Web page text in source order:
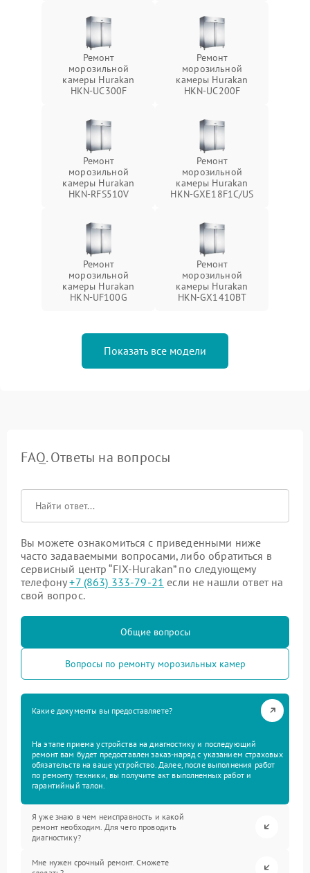
Ремонт
морозильной
камеры Hurakan
HKN-UC300F
Ремонт
морозильной
камеры Hurakan
HKN-UC200F
Ремонт
морозильной
камеры Hurakan
HKN-RFS510V
Ремонт
морозильной
камеры Hurakan
HKN-GXE18F1C/US
Ремонт
морозильной
камеры Hurakan
HKN-UF100G
Ремонт
морозильной
камеры Hurakan
HKN-GX1410BT
Показать все модели
FAQ. Ответы на вопросы
Вы можете ознакомиться с приведенными ниже
часто задаваемыми вопросами, либо обратиться в
сервисный центр “FIX-Hurakan” по следующему
телефону+7 (863) 333-79-21 если не нашли ответ на
свой вопрос.
Общие вопросы
Вопросы по ремонту морозильных камер
Какие документы вы предоставляете?
На этапе приема устройства на диагностику и последующий
ремонт вам будет предоставлен заказ-наряд с указанием страховых
обязательств на ваше устройство. Далее, после выполнения работ
по ремонту техники, вы получите акт выполненных работ и
гарантийный талон.
Я уже знаю в чем неисправность и какой
ремонт необходим. Для чего проводить
диагностику?
Мне нужен срочный ремонт. Сможете